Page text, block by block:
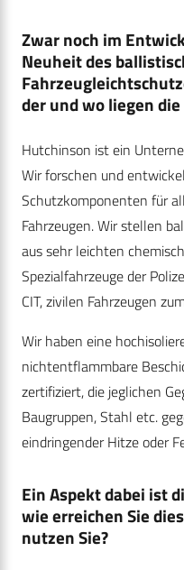
Zwar noch im
Neuheit des
der und wo liegen die
Hutchinson ist ein
Wir forschen und
Schutzkomponenten für
Fahrzeugen. Wir stellen
aus sehr leichten
Spezialfahrzeuge der
CIT, zivilen Fahrzeugen
Wir haben eine
nichtentflammbare
zertifiziert, die jeglichen
Baugruppen, Stahl etc.
eindringender Hitze oder
Ein Aspekt dabei ist
wie erreichen Sie
nutzen Sie?